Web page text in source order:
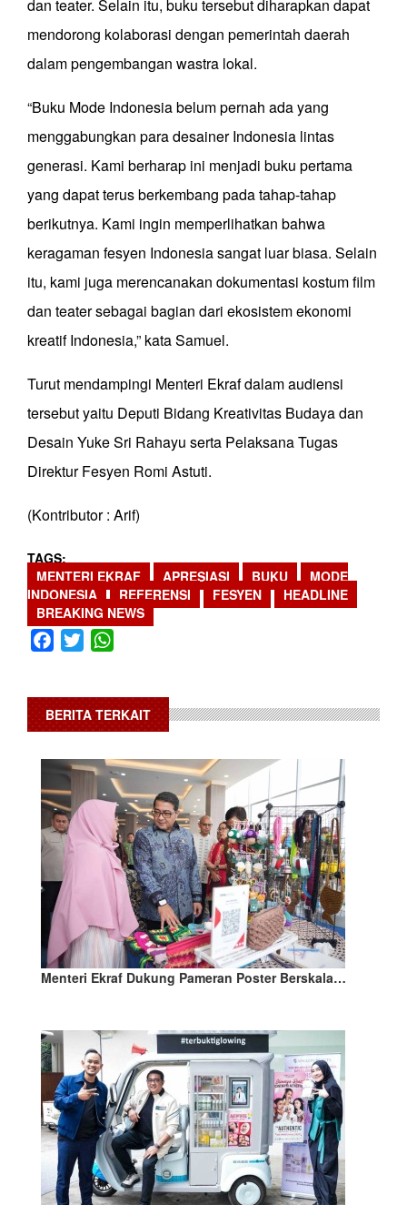
dan teater. Selain itu, buku tersebut diharapkan dapat
mendorong kolaborasi dengan pemerintah daerah
dalam pengembangan wastra lokal.
“Buku Mode Indonesia belum pernah ada yang
menggabungkan para desainer Indonesia lintas
generasi. Kami berharap ini menjadi buku pertama
yang dapat terus berkembang pada tahap-tahap
berikutnya. Kami ingin memperlihatkan bahwa
keragaman fesyen Indonesia sangat luar biasa. Selain
itu, kami juga merencanakan dokumentasi kostum film
dan teater sebagai bagian dari ekosistem ekonomi
kreatif Indonesia,” kata Samuel.
Turut mendampingi Menteri Ekraf dalam audiensi
tersebut yaitu Deputi Bidang Kreativitas Budaya dan
Desain Yuke Sri Rahayu serta Pelaksana Tugas
Direktur Fesyen Romi Astuti.
(Kontributor : Arif)
TAGS
MENTERI EKRAF
APRESIASI BUKU
MODE
INDONESIA
REFERENSI FESYEN
HEADLINE
BREAKING NEWS
Facebook
Twitter
BERITA TERKAIT
Menteri Ekraf Dukung Pameran Poster Berskala…